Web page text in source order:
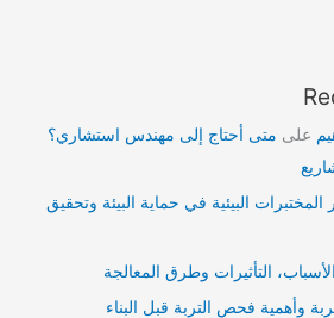
على متى أحتاج إلى مهندس استشاري؟
المختبرات البيئية في حماية البيئة وتحقيق
التأثيرات وطرق المعالجة
وأهمية فحص التربة قبل البناء